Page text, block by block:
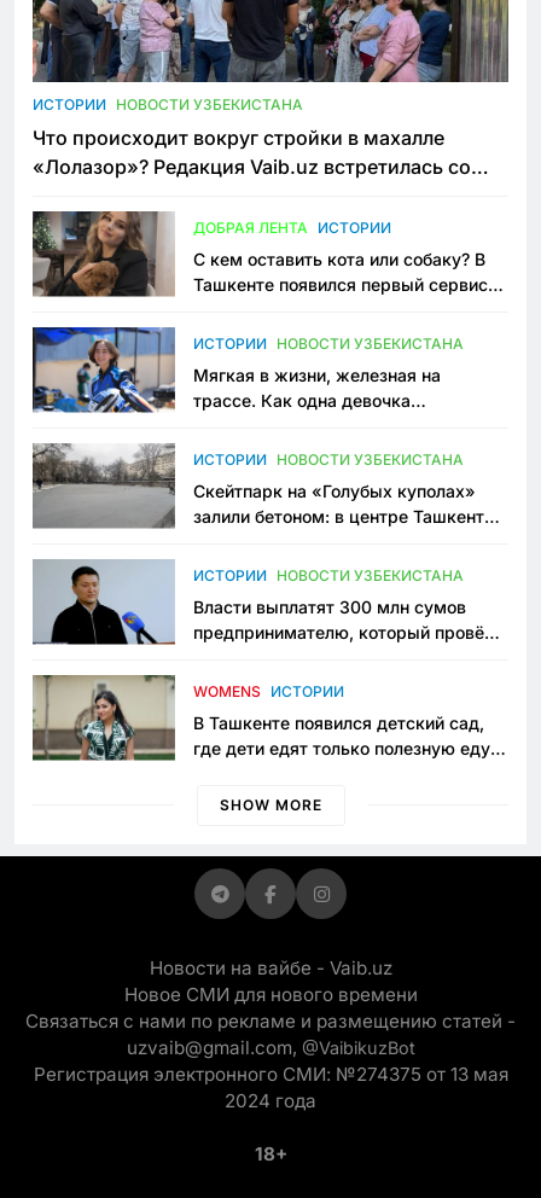
ИСТОРИИ НОВОСТИ УЗБЕКИСТАНА
Что происходит вокруг стройки в махалле
«Лолазор»? Редакция Vaib.uz встретилась со
ДОБРАЯ ЛЕНТА ИСТОРИИ
С кем оставить кота или собаку? В
Ташкенте появился первый сервис
ИСТОРИИ НОВОСТИ УЗБЕКИСТАНА
Мягкая в жизни, железная на
трассе. Как одна девочка
Узбекистане
ИСТОРИИ НОВОСТИ УЗБЕКИСТАНА
Скейтпарк на «Голубых куполах»
залили бетоном: в центре Ташкента
пространство
ИСТОРИИ НОВОСТИ УЗБЕКИСТАНА
Власти выплатят 300 млн сумов
предпринимателю, который провёл
приговору
WOMENS ИСТОРИИ
В Ташкенте появился детский сад,
где дети едят только полезную еду.
просить «кашу без сахара»
SHOW MORE
Новости на вайбе - Vaib.uz
Новое СМИ для нового времени
Связаться с нами по рекламе и размещению статей -
uzvaib@gmail.com, @VaibikuzBot
Регистрация электронного СМИ: №274375 от 13 мая
2024 года
18+